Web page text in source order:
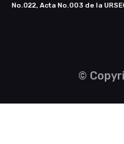
No.022, Acta No.003 de la
©